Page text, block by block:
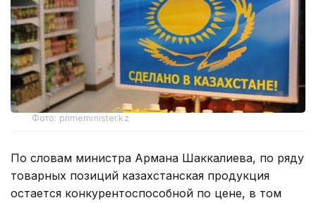
Фото: primeminister.kz
По словам министра Армана Шаккалиева, по ряду
товарных позиций казахстанская продукция
остается конкурентоспособной по цене, в том